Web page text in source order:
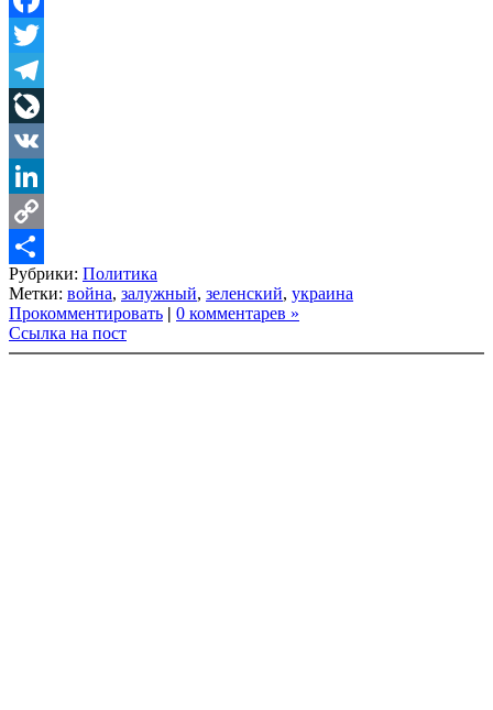
Facebook
Twitter
Telegram
LiveJournal
VK
LinkedIn
Copy
Link
Share
Рубрики: Политика
Метки: война, залужный, зеленский, украина
Прокомментировать | 0 комментарев »
Ссылка на пост